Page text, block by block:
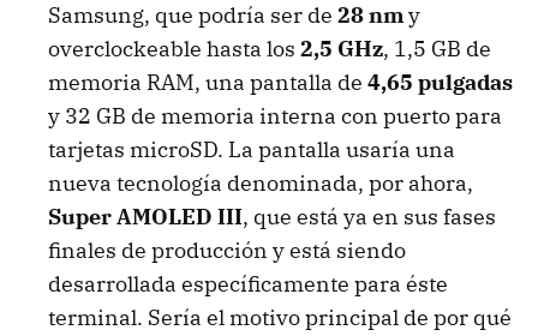
Samsung, que podría ser de 28 nmy
overclockeable hasta los 2,5 GHz, 1,5 GB de
memoria RAM, una pantalla de 4,65 pulgadas
y 32 GB de memoria interna con puerto para
tarjetas microSD. La pantalla usaría una
nueva tecnología denominada, por ahora,
SuperAMOLED III, que está ya en sus fases
finales de producción y está siendo
desarrollada específicamente para éste
terminal. Sería el motivo principal de por qué